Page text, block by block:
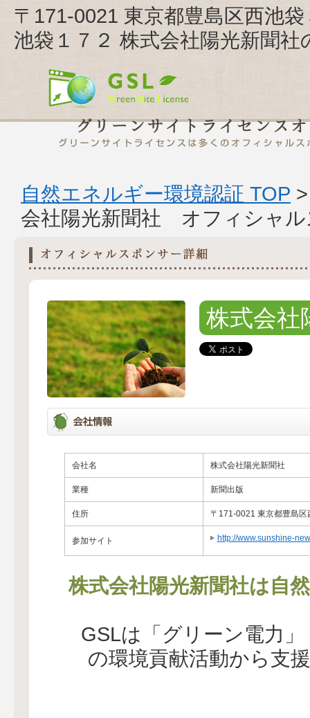
〒171-0021 東京都豊島区西池
池袋１７２ 株式会社陽光新聞社
自然エネルギー環境認証 TOP
会社陽光新聞社 オフィシャル
株式会社
会社名 株式会社陽光新聞社
業種 新聞出版
住所 〒171-0021 東京都豊島区
参加サイト http://www.sunshine-
株式会社陽光新聞社は自
GSLは「グリーン電力
の環境貢献活動から支